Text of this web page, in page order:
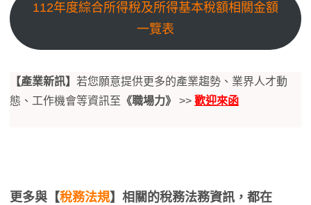
112年度綜合所得稅及所得基本稅額相關金額
一覽表
【產業新訊】 若您願意提供更多的產業趨勢、業界人才動
態、工作機會等資訊至 《職場力》 >> 歡迎來函
更多與【稅務法規】相關的稅務法務資訊，都在